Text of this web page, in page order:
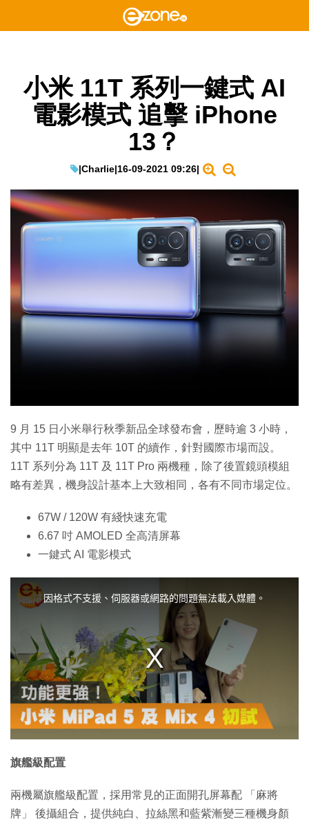
小米 11T 系列一鍵式 AI
電影模式 追擊 iPhone
13？
|Charlie|16-09-2021 09:26|
9 月 15 日小米舉行秋季新品全球發布會，歷時逾 3 小時，
其中 11T 明顯是去年 10T 的續作，針對國際市場而設。
11T 系列分為 11T 及 11T Pro 兩機種，除了後置鏡頭模組
略有差異，機身設計基本上大致相同，各有不同市場定位。
67W / 120W 有綫快速充電
6.67 吋 AMOLED 全高清屏幕
一鍵式 AI 電影模式
a
l
w
d
.
因格式不支援、伺服器或網路的問題無法載入媒體。
旗艦級配置
兩機屬旗艦級配置，採用常見的正面開孔屏幕配 「麻將
牌」 後攝組合，提供純白、拉絲黑和藍紫漸變三種機身顏